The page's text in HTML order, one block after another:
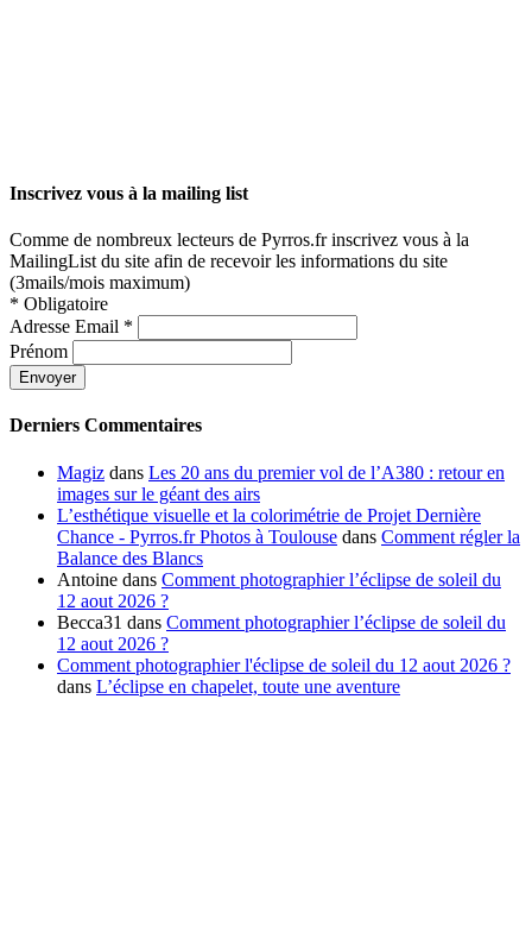
Inscrivez vous à la mailing list
Comme de nombreux lecteurs de Pyrros.fr inscrivez vous à la
MailingList du site afin de recevoir les informations du site
(3mails/mois maximum)
* Obligatoire
Adresse Email *
Prénom
Derniers Commentaires
Magiz dans Les 20 ans du premier vol de l’A380 : retour en
images sur le géant des airs
L’esthétique visuelle et la colorimétrie de Projet Dernière
Chance - Pyrros.fr Photos à Toulouse dans Comment régler la
Balance des Blancs
Antoine dans Comment photographier l’éclipse de soleil du
12 aout 2026 ?
Becca31 dans Comment photographier l’éclipse de soleil du
12 aout 2026 ?
Comment photographier l'éclipse de soleil du 12 aout 2026 ?
dans L’éclipse en chapelet, toute une aventure